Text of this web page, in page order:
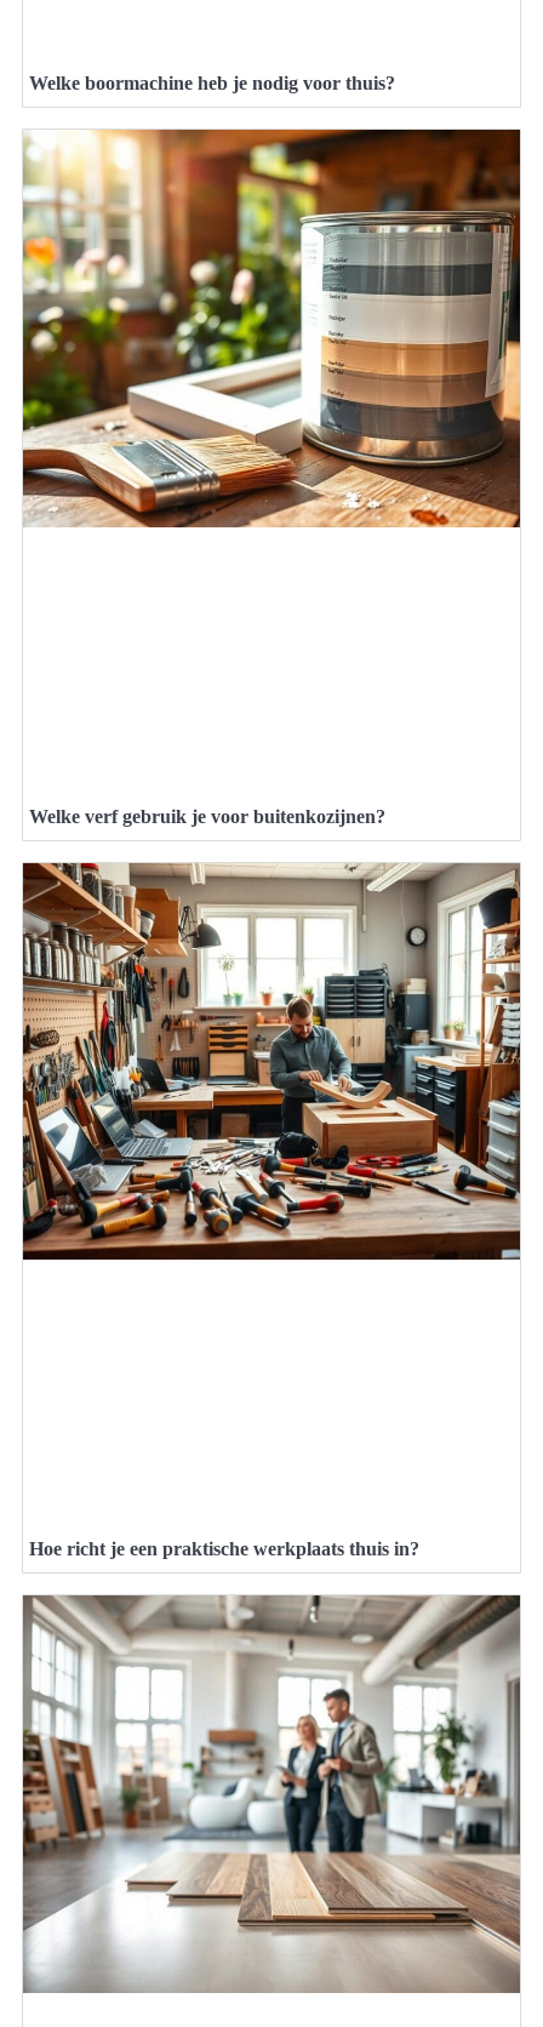
Welke boormachine heb je nodig voor thuis?
Welke verf gebruik je voor buitenkozijnen?
Hoe richt je een praktische werkplaats thuis in?